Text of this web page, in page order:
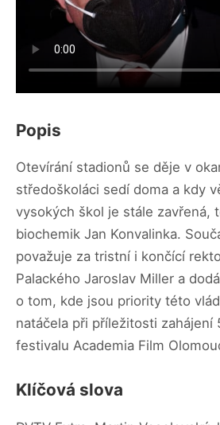
Popis
Otevírání stadionů se děje v
středoškoláci sedí doma a kdy
vysokých škol je stále zavřená,
biochemik Jan Konvalinka.
považuje za tristní i končící
Palackého Jaroslav Miller a
o tom, kde jsou priority této
natáčela při příležitosti zahájení
festivalu Academia Film
Klíčová slova